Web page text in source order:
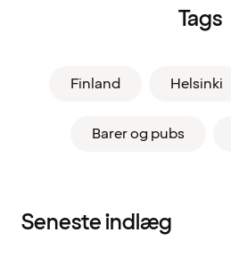
Tags
Finland Helsinki
Barer og pubs
Seneste indlæg